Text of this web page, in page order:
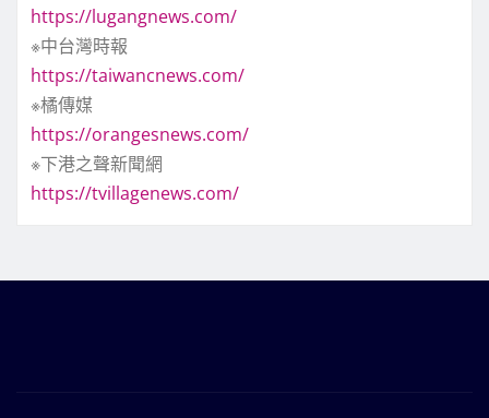
https://lugangnews.com/
※中台灣時報
https://taiwancnews.com/
※橘傳媒
https://orangesnews.com/
※下港之聲新聞網
https://tvillagenews.com/